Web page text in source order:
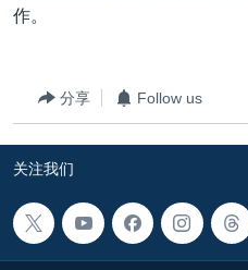
重要讲话与声明
南中国海争端
关注西藏
关注新疆
GEN Z 看美国
作。
分享 Follow us
关注我们